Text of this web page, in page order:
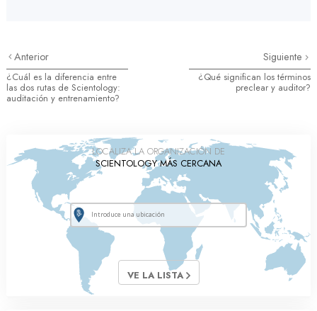
Anterior
¿Cuál es la diferencia entre
las dos rutas de Scientology:
auditación y entrenamiento?
Siguiente
¿Qué significan los términos
preclear y auditor?
LOCALIZA LA ORGANIZACIÓN DE
SCIENTOLOGY MÁS CERCANA
VE LA LISTA